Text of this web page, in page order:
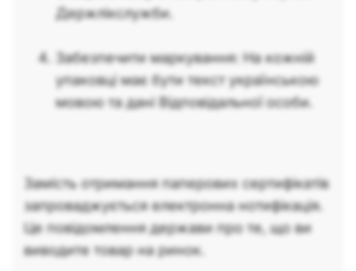
Держлікслужби.
Забезпечити маркування: На кожній
упаковці має бути текст українською
мовою та дані Відповідальної особи.
Замість отримання паперових сертифікатів
запроваджується електронна нотифікація.
Це повідомлення держави про те, що ви
виводите товар на ринок.